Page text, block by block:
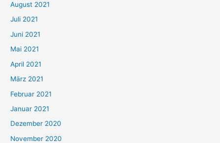
n
a
c
h
:
August 2021
Juli 2021
Juni 2021
Mai 2021
April 2021
März 2021
Februar 2021
Januar 2021
Dezember 2020
November 2020